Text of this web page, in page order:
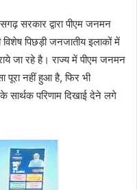
सरकार द्वारा पीएम जनमन
पिछड़ी जनजातीय इलाकों में
जा रहे है। राज्य में पीएम जनमन
नहीं हुआ है, फिर भी
सार्थक परिणाम दिखाई देने लगे